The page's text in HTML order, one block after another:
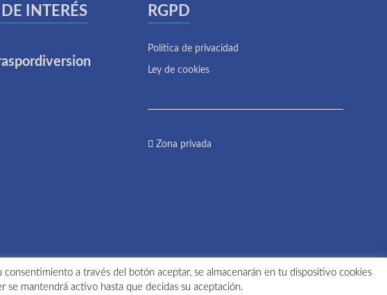
INTERÉS RGPD
Política de privacidad
Ley de cookies
Zona privada
a través del botón aceptar, se almacenarán en tu dispositivo cookies
se mantendrá activo hasta que decidas su aceptación.